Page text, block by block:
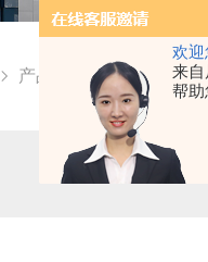
欢迎
来自
帮助
产品中心 加热磁力搅
均质分散机